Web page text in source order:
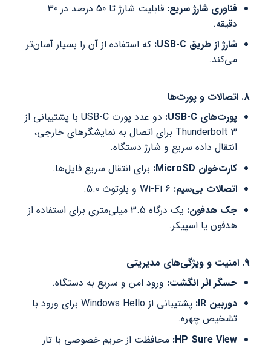
فناوری شارژ سریع:
قابلیت شارژ تا 50 درصد در 30
دقیقه.
شارژ از طریق USB-C:
که استفاده از آن را بسیار آسان‌تر
می‌کند.
8. اتصالات و پورت‌ها
پورت‌های USB-C:
دو عدد پورت USB-C با پشتیبانی از
Thunderbolt 3 برای اتصال به نمایشگرهای خارجی،
انتقال داده سریع و شارژ دستگاه.
کارت‌خوان MicroSD:
برای انتقال سریع فایل‌ها.
اتصالات بی‌سیم:
جک هدفون:
یک درگاه 3.5 میلی‌متری برای استفاده از
هدفون یا اسپیکر.
9. امنیت و ویژگی‌های مدیریتی
حسگر اثر انگشت: ورود امن و سریع به دستگاه.
دوربین IR:
پشتیبانی از Windows Hello برای ورود با
تشخیص چهره.
HP Sure View: محافظت از حریم خصوصی با تار